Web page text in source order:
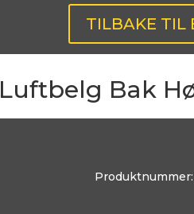
TILBAKE TIL
Luftbelg Bak
Produktnummer: